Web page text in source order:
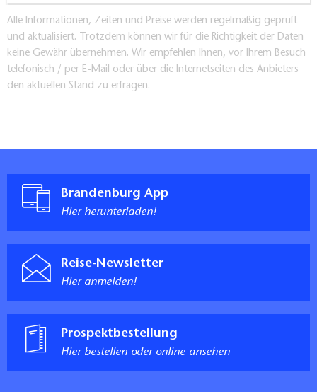
Alle Informationen, Zeiten und Preise werden regelmäßig geprüft
und aktualisiert. Trotzdem können wir für die Richtigkeit der Daten
keine Gewähr übernehmen. Wir empfehlen Ihnen, vor Ihrem Besuch
telefonisch / per E-Mail oder über die Internetseiten des Anbieters
den aktuellen Stand zu erfragen.
Brandenburg App
Hier herunterladen!
Reise-Newsletter
Hier anmelden!
Prospektbestellung
Hier bestellen oder online ansehen